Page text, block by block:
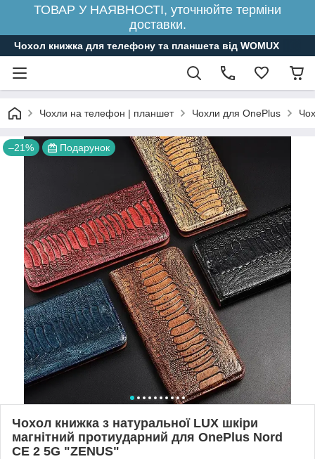
ТОВАР У НАЯВНОСТІ, уточнюйте терміни
доставки.
Чохол книжка для телефону та планшета від WOMUX
Чохли на телефон | планшет Чохли для OnePlus
–21% Подарунок
Чохол книжка з натуральної LUX шкіри
магнітний протиударний для OnePlus Nord
CE 2 5G "ZENUS"